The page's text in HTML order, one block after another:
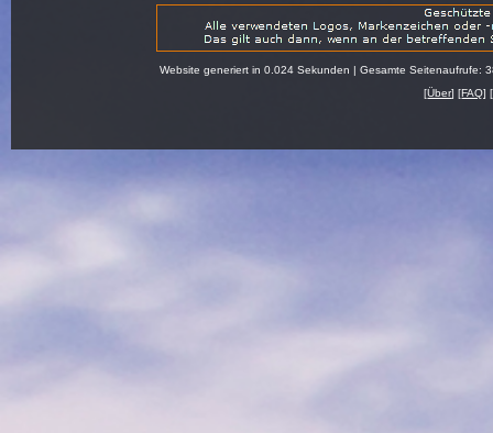
Website generiert in 0.024 Sekunden | Gesamte Seitenaufrufe:
[Über] [FAQ] [